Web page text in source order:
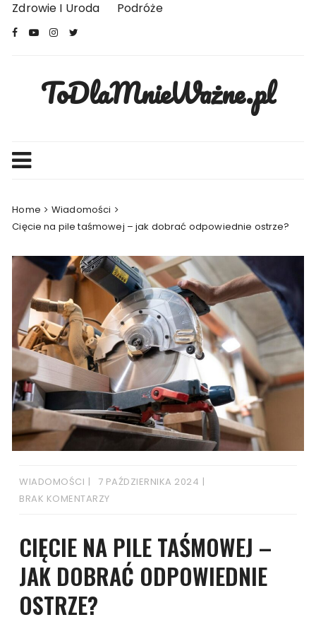
Skip
content
Zdrowie I Uroda Podróże
ToDlaMnieWażne.pl
Home
Wiadomości
Cięcie na pile taśmowej – jak dobrać odpowiednie ostrze?
WIADOMOŚCI
7 PAŹDZIERNIKA 2024
BRAK KOMENTARZY
CIĘCIE NA PILE TAŚMOWEJ –
JAK DOBRAĆ ODPOWIEDNIE
OSTRZE?